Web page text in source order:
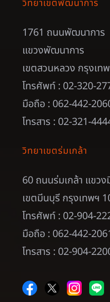
วิทยาเขตพัฒนาการ
1761 ถนนพัฒนาการ
แขวงพัฒนาการ
เขตสวนหลวง กรุงเท
โทรศัพท์ : 02-320-
มือถือ : 062-442-
โทรสาร : 02-321-
วิทยาเขตร่มเกล้า
60 ถนนร่มเกล้า แขว
เขตมีนบุรี กรุงเทพฯ
โทรศัพท์ : 02-904-
มือถือ : 062-442-
โทรสาร : 02-904-